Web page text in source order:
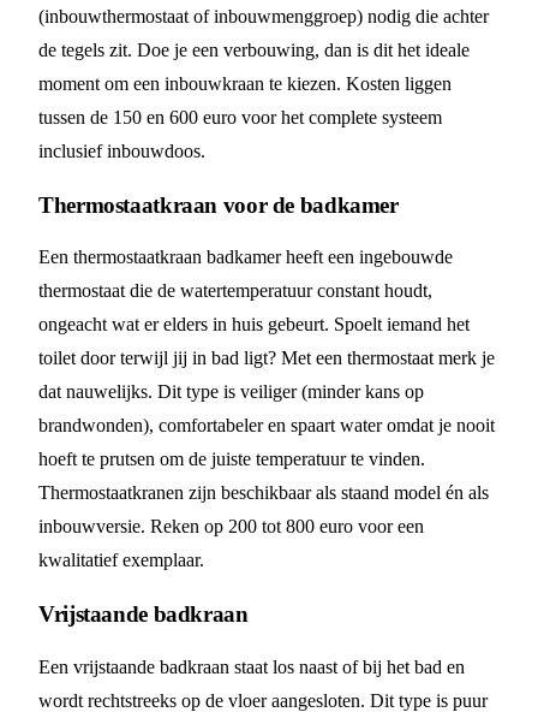
(inbouwthermostaat of inbouwmenggroep) nodig die achter
de tegels zit. Doe je een verbouwing, dan is dit het ideale
moment om een inbouwkraan te kiezen. Kosten liggen
tussen de 150 en 600 euro voor het complete systeem
inclusief inbouwdoos.
Thermostaatkraan voor de badkamer
Een thermostaatkraan badkamer heeft een ingebouwde
thermostaat die de watertemperatuur constant houdt,
ongeacht wat er elders in huis gebeurt. Spoelt iemand het
toilet door terwijl jij in bad ligt? Met een thermostaat merk je
dat nauwelijks. Dit type is veiliger (minder kans op
brandwonden), comfortabeler en spaart water omdat je nooit
hoeft te prutsen om de juiste temperatuur te vinden.
Thermostaatkranen zijn beschikbaar als staand model én als
inbouwversie. Reken op 200 tot 800 euro voor een
kwalitatief exemplaar.
Vrijstaande badkraan
Een vrijstaande badkraan staat los naast of bij het bad en
wordt rechtstreeks op de vloer aangesloten. Dit type is puur